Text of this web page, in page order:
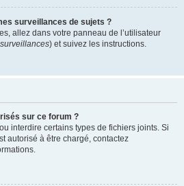
surveillances de sujets ?
allez dans votre panneau de l’utilisateur
) et suivez les instructions.
sur ce forum ?
interdire certains types de fichiers joints. Si
autorisé à être chargé, contactez